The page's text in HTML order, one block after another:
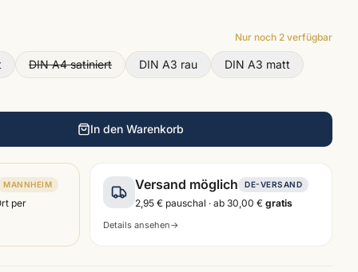
Nur noch 2 verfügbar
DIN A4 satiniert DIN A3 rau
DIN A3 matt
In den Warenkorb
MANNHEIM
per
Versand möglich DE-VERSAND
2,95 € pauschal · ab 30,00 € gratis
Details ansehen→